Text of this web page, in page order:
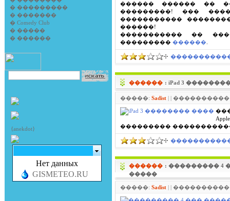
� ���������
� �������
� Comedy Club
� �����
� ������
{anekdot}
Нет данных
GISMETEO.RU
������ ������ ��
���������! ���
�����������
������!
����������� ��
��������� ������
�����������
������ : iPad 3
�����: Sadist| | ����������:
���������
�����������
������ : ��������� 4
�����
�����: Sadist| | ����������: